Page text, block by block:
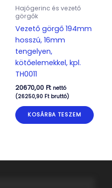
Hajógerinc és vezető
görgők
Vezető görgő 194mm
hosszú, 16mm
tengelyen,
kötőelemekkel, kpl.
TH0011
20670,00 Ft nettó
(26250,90 Ftbruttó)
KOSÁRBA TESZEM